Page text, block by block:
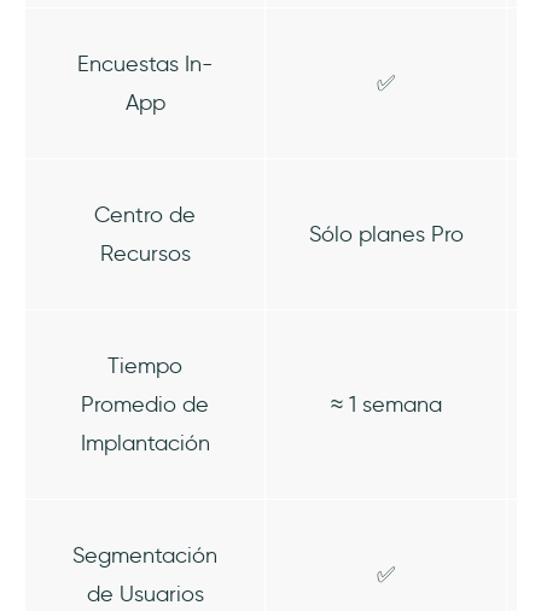
Encuestas In-
App
✅
Centro de
Recursos
Sólo planes Pro
Tiempo
Promedio de
Implantación
≈ 1 semana
Segmentación
de Usuarios
✅